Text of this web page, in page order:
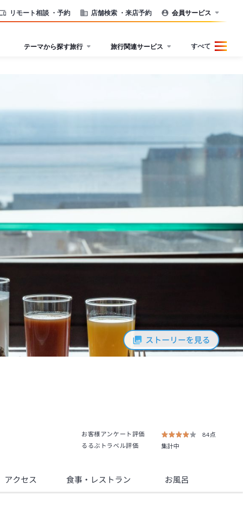
リモート相談 ・予約 店舗検索 ・来店予約 会員サービス
テーマから探す旅行 旅行関連サービス すべて
ストーリーを見る
お客様アンケート評価
84点
るるぶトラベル評価
集計中
アクセス 食事 ・レストラン お風呂